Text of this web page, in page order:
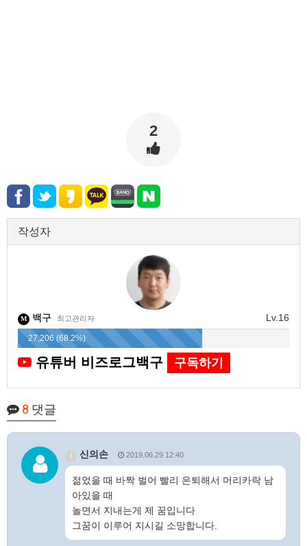
2
작성자
Lv.16
M 백구 최고관리자
27,206 (68.2%)
유튜버 비즈로그백구 구독하기
8 댓글
신의손 2019.06.29 12:40
젊었을 때 바짝 벌어 빨리 은퇴해서 머리카락 남
아있을 때
놀면서 지내는게 제 꿈입니다
그꿈이 이루어 지시길 소망합니다.